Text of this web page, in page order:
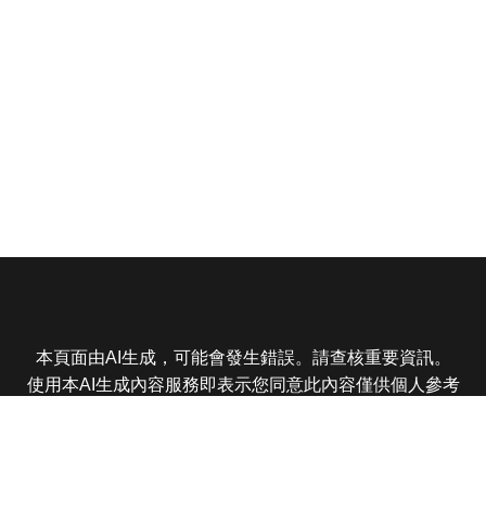
本頁面由AI生成，可能會發生錯誤。請查核重要資訊。
使用本AI生成內容服務即表示您同意此內容僅供個人參考